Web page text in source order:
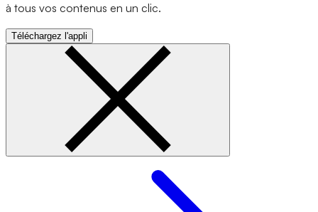
à tous vos contenus en un clic.
Téléchargez l'appli